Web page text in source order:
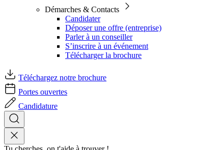
Démarches & Contacts
Candidater
Déposer une offre (entreprise)
Parler à un conseiller
S’inscrire à un événement
Télécharger la brochure
Téléchargez notre brochure
Portes ouvertes
Candidature